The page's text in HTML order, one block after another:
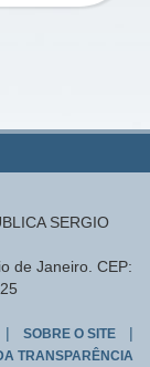
SERGIO
de Janeiro. CEP:
| SOBRE O SITE |
TRANSPARÊNCIA